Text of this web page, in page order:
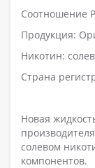
Соотношение
Продукция:
Никотин:
Страна
Новая
солевом
компонентов.